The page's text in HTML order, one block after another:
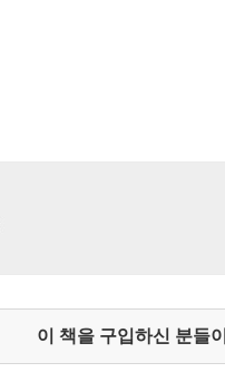
이 책을 구입하신 분들이